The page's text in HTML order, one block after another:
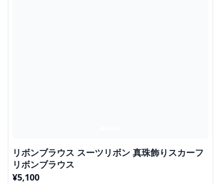
リボンブラウス スーツリボン 真珠飾りスカーフ
リボンブラウス
¥5,100